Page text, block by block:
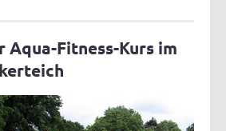
Aqua-Fitness-Kurs im